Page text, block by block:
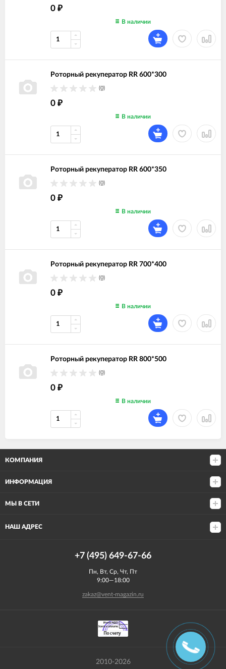
0 ₽
В наличии
Роторный рекуператор RR 600*300
(0)
0 ₽
В наличии
Роторный рекуператор RR 600*350
(0)
0 ₽
В наличии
Роторный рекуператор RR 700*400
(0)
0 ₽
В наличии
Роторный рекуператор RR 800*500
(0)
0 ₽
В наличии
КОМПАНИЯ
ИНФОРМАЦИЯ
МЫ В СЕТИ
НАШ АДРЕС
+7 (495) 649-67-66
Пн, Вт, Ср, Чт, Пт
9:00—18:00
zakaz@vent-magazin.ru
2010-2026